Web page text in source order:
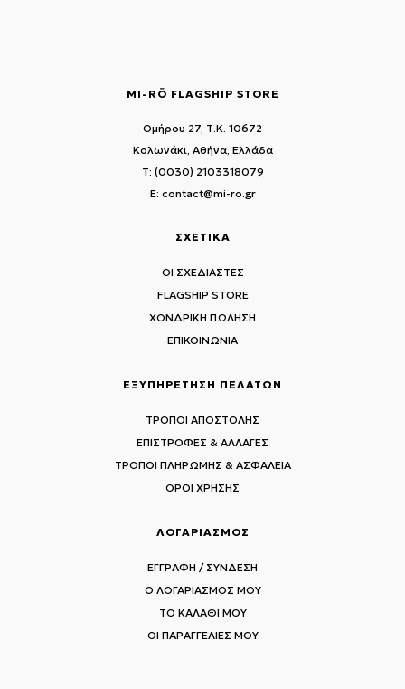
MI-RŌ FLAGSHIP STORE
Ομήρου 27, Τ.Κ. 10672
Κολωνάκι, Αθήνα, Ελλάδα
T: (0030) 2103318079
E: contact@mi-ro.gr
ΣΧΕΤΙΚΑ
ΟΙ ΣΧΕΔΙΑΣΤΕΣ
FLAGSHIP STORE
ΧΟΝΔΡΙΚΗ ΠΩΛΗΣΗ
ΕΠΙΚΟΙΝΩΝΙΑ
ΕΞΥΠΗΡΕΤΗΣΗ ΠΕΛΑΤΩΝ
ΤΡΟΠΟΙ ΑΠΟΣΤΟΛΗΣ
ΕΠΙΣΤΡΟΦΕΣ & ΑΛΛΑΓΕΣ
ΤΡΟΠΟΙ ΠΛΗΡΩΜΗΣ & ΑΣΦΑΛΕΙΑ
ΟΡΟΙ ΧΡΗΣΗΣ
ΛΟΓΑΡΙΑΣΜΟΣ
ΕΓΓΡΑΦΗ / ΣΥΝΔΕΣΗ
Ο ΛΟΓΑΡΙΑΣΜΟΣ ΜΟΥ
ΤΟ ΚΑΛΑΘΙ ΜΟΥ
ΟΙ ΠΑΡΑΓΓΕΛΙΕΣ ΜΟΥ